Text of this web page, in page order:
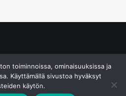
toiminnoissa, ominaisuuksissa ja
Käyttämällä sivustoa hyväksyt
käytön.